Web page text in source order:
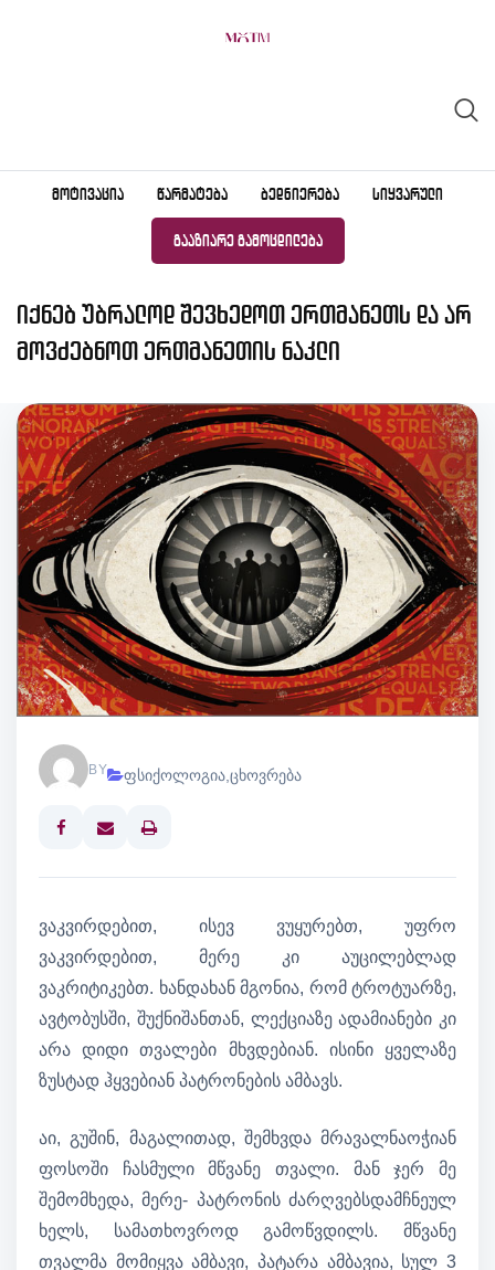
ᲛᲝᲢᲘᲕᲐᲪᲘᲐ ᲬᲐᲠᲛᲐᲢᲔᲑᲐ ᲑᲔᲓᲜᲘᲔᲠᲔᲑᲐ ᲡᲘᲧᲕᲐᲠᲣᲚᲘ
ᲒᲐᲐᲖᲘᲐᲠᲔ ᲒᲐᲛᲝᲪᲓᲘᲚᲔᲑᲐ
იქნებ უბრალოდ შევხედოთ ერთმანეთს და არ
მოვძებნოთ ერთმანეთის ნაკლი
BY ფსიქოლოგია ცხოვრება
Print
ვაკვირდებით, ისევ ვუყურებთ, უფრო
ვაკვირდებით, მერე კი აუცილებლად
ვაკრიტიკებთ. ხანდახან მგონია, რომ ტროტუარზე,
ავტობუსში, შუქნიშანთან, ლექციაზე ადამიანები კი
არა დიდი თვალები მხვდებიან. ისინი ყველაზე
ზუსტად ჰყვებიან პატრონების ამბავს.
აი, გუშინ, მაგალითად, შემხვდა მრავალნაოჭიან
ფოსოში ჩასმული მწვანე თვალი. მან ჯერ მე
შემომხედა, მერე- პატრონის ძარღვებსდამჩნეულ
ხელს, სამათხოვროდ გამოწვდილს. მწვანე
თვალმა მომიყვა ამბავი, პატარა ამბავია, სულ 3